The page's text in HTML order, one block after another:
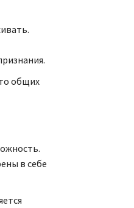
общих
в себе